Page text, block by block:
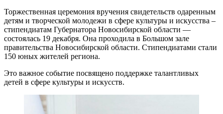
Торжественная церемония вручения свидетельств одаренным
детям и творческой молодежи в сфере культуры и искусства –
стипендиатам Губернатора Новосибирской области —
состоялась 19 декабря. Она проходила в Большом зале
правительства Новосибирской области. Стипендиатами стали
150 юных жителей региона.
Это важное событие посвящено поддержке талантливых
детей в сфере культуры и искусств.